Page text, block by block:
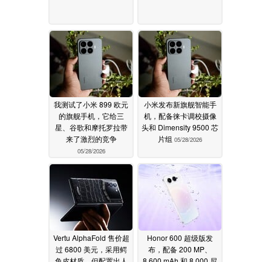
我测试了小米 899 欧元
的旗舰手机，它给三
星、谷歌和摩托罗拉带
来了激烈的竞争
05/28/2026
小米发布新旗舰智能手
机，配备徕卡调校摄像
头和 Dimensity 9500 芯
片组 05/28/2026
Vertu AlphaFold 售价超
过 6800 美元，采用鳄
Honor 600 超级版发
布，配备 200 MP、